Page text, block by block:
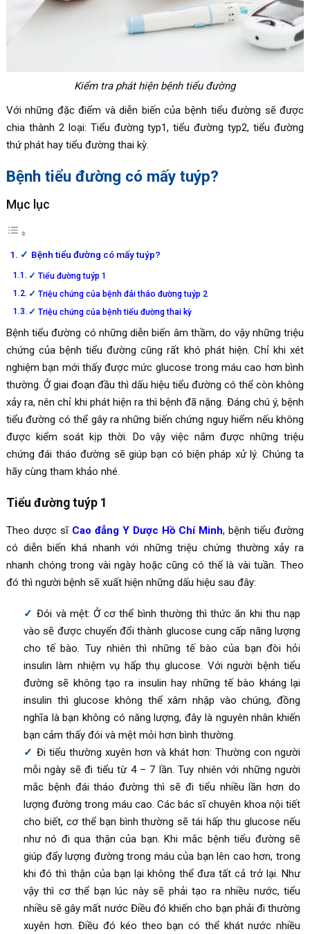
Kiểm tra phát hiện bệnh tiểu đường
Với những đặc điểm và diễn biến của bệnh tiểu đường sẽ được
chia thành 2 loại: Tiểu đường typ1, tiểu đường typ2, tiểu đường
thứ phát hay tiểu đường thai kỳ.
Bệnh tiểu đường có mấy tuýp?
Mục lục
Bệnh tiểu đường có mấy tuýp?
Tiểu đường tuýp 1
Triệu chứng của bệnh đái tháo đường tuýp 2
Triệu chứng của bệnh tiểu đường thai kỳ
Bệnh tiểu đường có những diễn biến âm thầm, do vậy những triệu
chứng của bệnh tiểu đường cũng rất khó phát hiện. Chỉ khi xét
nghiệm bạn mới thấy được mức glucose trong máu cao hơn bình
thường. Ở giai đoạn đầu thì dấu hiệu tiểu đường có thể còn không
xảy ra, nên chỉ khi phát hiện ra thì bệnh đã nặng. Đáng chú ý, bệnh
tiểu đường có thể gây ra những biến chứng nguy hiểm nếu không
được kiểm soát kịp thời. Do vậy việc nắm được những triệu
chứng đái tháo đường sẽ giúp bạn có biện pháp xử lý. Chúng ta
hãy cùng tham khảo nhé.
Tiểu đường tuýp 1
Theo dược sĩ Cao đẳng Y Dược Hồ Chí Minh, bệnh tiểu đường
có diễn biến khá nhanh với những triệu chứng thường xảy ra
nhanh chóng trong vài ngày hoặc cũng có thể là vài tuần. Theo
đó thì người bệnh sẽ xuất hiện những dấu hiệu sau đây:
Đói và mệt: Ở cơ thể bình thường thì thức ăn khi thu nạp
vào sẽ được chuyển đổi thành glucose cung cấp năng lượng
cho tế bào. Tuy nhiên thì những tế bào của bạn đòi hỏi
insulin làm nhiệm vụ hấp thụ glucose. Với người bệnh tiểu
đường sẽ không tạo ra insulin hay những tế bào kháng lại
insulin thì glucose không thể xâm nhập vào chúng, đồng
nghĩa là bạn không có năng lượng, đây là nguyên nhân khiến
bạn cảm thấy đói và mệt mỏi hơn bình thường.
Đi tiểu thường xuyên hơn và khát hơn: Thường con người
mỗi ngày sẽ đi tiểu từ 4 – 7 lần. Tuy nhiên với những người
mắc bệnh đái tháo đường thì sẽ đi tiểu nhiều lần hơn do
lượng đường trong máu cao. Các bác sĩ chuyên khoa nội tiết
cho biết, cơ thể bạn bình thường sẽ tái hấp thu glucose nếu
như nó đi qua thận của bạn. Khi mắc bệnh tiểu đường sẽ
giúp đẩy lượng đường trong máu của bạn lên cao hơn, trong
khi đó thì thận của bạn lại không thể đưa tất cả trở lại. Như
vậy thì cơ thể bạn lúc này sẽ phải tạo ra nhiều nước, tiểu
nhiều sẽ gây mất nước Điều đó khiến cho bạn phải đi thường
xuyên hơn. Điều đó kéo theo bạn có thể khát nước nhiều